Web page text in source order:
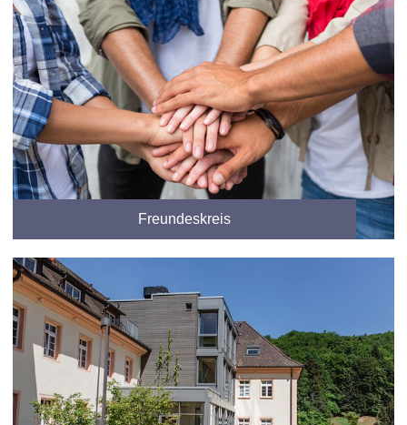
Freundeskreis